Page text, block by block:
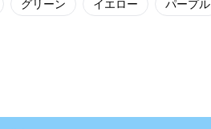
グリーン イエロー パープル